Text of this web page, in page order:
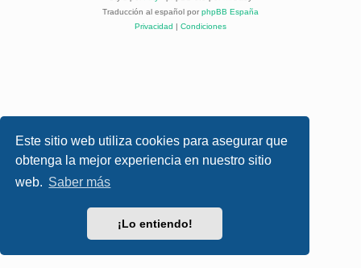
Este sitio web utiliza cookies para asegurar que
obtenga la mejor experiencia en nuestro sitio
web. Saber más
¡Lo entiendo!
Traducción al español por phpBB España
Privacidad | Condiciones